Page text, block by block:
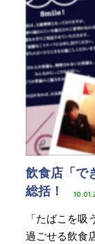
飲食店「で
総括！
「たばこを
過ごせる飲食